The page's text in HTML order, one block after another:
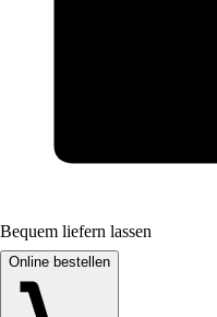
Bequem liefern lassen
Online bestellen